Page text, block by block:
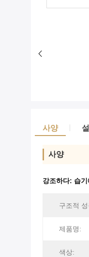
사양
사양
강조하다: 습
구조적
제품명:
색상: